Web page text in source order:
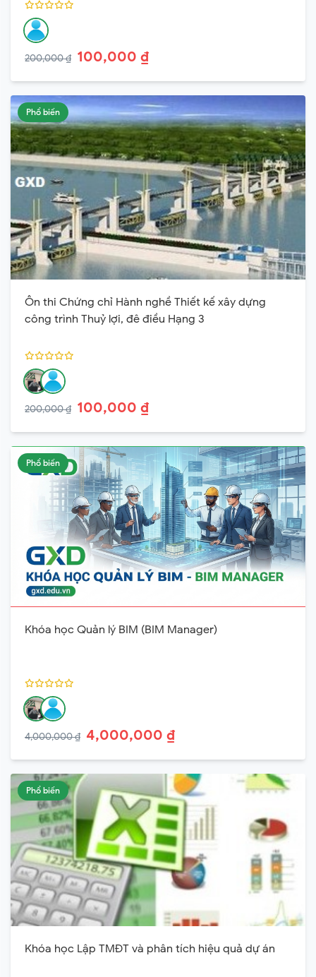
200,000 ₫ 100,000 ₫
Phổ biến
Ôn thi Chứng chỉ Hành nghề Thiết kế xây dựng
công trình Thuỷ lợi, đê điều Hạng 3
200,000 ₫ 100,000 ₫
Phổ biến
Khóa học Quản lý BIM (BIM Manager)
4,000,000 ₫ 4,000,000 ₫
Phổ biến
Khóa học Lập TMĐT và phân tích hiệu quả dự án